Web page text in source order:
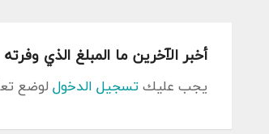
الخاصة بالمتجر ومن ثم سوف تلاحظ
جديد.
أخبر الآخرين ما المبلغ الذي وفرته
يجب عليك تسجيل الدخوللوضع